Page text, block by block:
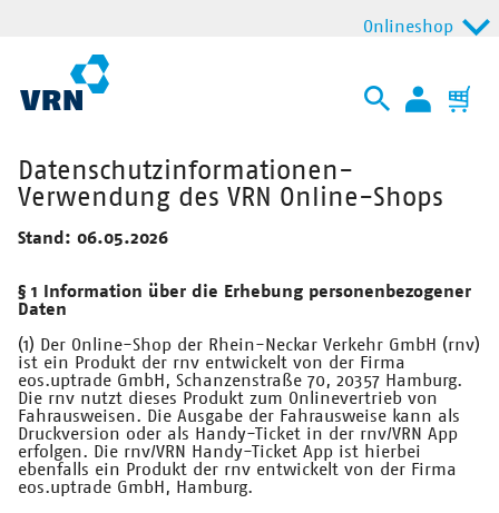
Onlineshop
Datenschutzinformationen-
Verwendung des VRN Online-Shops
Stand: 06.05.2026
§ 1 Information über die Erhebung personenbezogener
Daten
(1) Der Online-Shop der Rhein-Neckar Verkehr GmbH (rnv)
ist ein Produkt der rnv entwickelt von der Firma
eos.uptrade GmbH, Schanzenstraße 70, 20357 Hamburg.
Die rnv nutzt dieses Produkt zum Onlinevertrieb von
Fahrausweisen. Die Ausgabe der Fahrausweise kann als
Druckversion oder als Handy-Ticket in der rnv/VRN App
erfolgen. Die rnv/VRN Handy-Ticket App ist hierbei
ebenfalls ein Produkt der rnv entwickelt von der Firma
eos.uptrade GmbH, Hamburg.